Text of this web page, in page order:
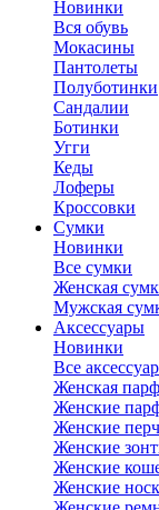
Новинки
Вся обувь
Мокасины
Пантолеты
Полуботинки
Сандалии
Ботинки
Угги
Кеды
Лоферы
Кроссовки
Сумки
Новинки
Все сумки
Женская
Мужская
Аксессуары
Новинки
Все
Женская
Женские
Женские
Женские
Женские
Женские